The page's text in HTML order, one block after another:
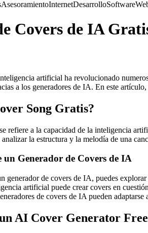
AsesoramientoInternetDesarrolloSoftware
Covers de IA
artificial ha revolucionado
a los generadores de IA. En este
Song Gratis?
refiere a la capacidad de la inteligencia
analizar la estructura y la melodía de una
un Generador de Covers de IA
generador de covers de IA, puedes
artificial puede crear covers en
de covers de IA pueden
AI Cover Generator